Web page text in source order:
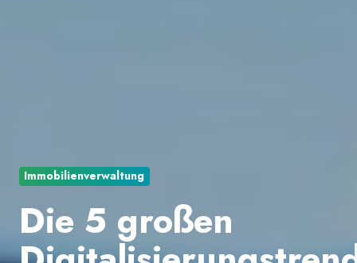
Immobilienverwaltung
Die 5 großen